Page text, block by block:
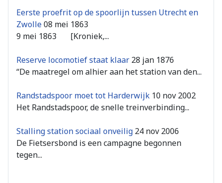
Eerste proefrit op de spoorlijn tussen Utrecht en
Zwolle08 mei 1863
9 mei 1863 [Kroniek,...
Reserve locomotief staat klaar 28 jan 1876
“De maatregel om alhier aan het station van den...
Randstadspoor moet tot Harderwijk 10 nov 2002
Het Randstadspoor, de snelle treinverbinding...
Stalling station sociaal onveilig 24 nov 2006
De Fietsersbond is een campagne begonnen
tegen...